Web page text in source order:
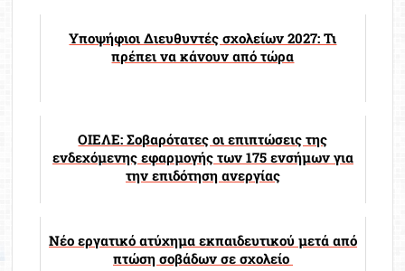
Υποψήφιοι Διευθυντές σχολείων 2027: Τι
πρέπει να κάνουν από τώρα
ΟΙΕΛΕ: Σοβαρότατες οι επιπτώσεις της
ενδεχόμενης εφαρμογής των 175 ενσήμων για
την επιδότηση ανεργίας
Νέο εργατικό ατύχημα εκπαιδευτικού μετά από
πτώση σοβάδων σε σχολείο